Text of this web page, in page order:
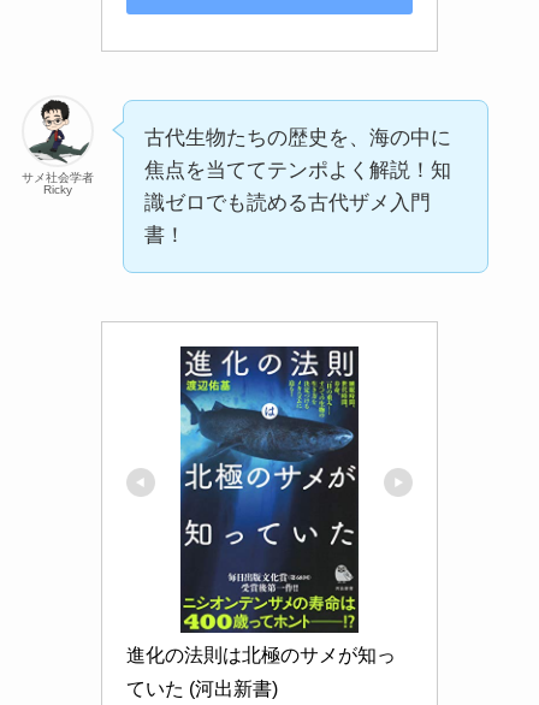
サメ社会学者
Ricky
古代生物たちの歴史を、海の中に
焦点を当ててテンポよく解説！知
識ゼロでも読める古代ザメ入門
書！
進化の法則は北極のサメが知っ
ていた (河出新書)